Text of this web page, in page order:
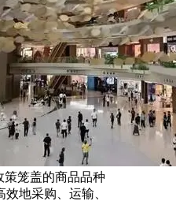
策笼盖的商品品种
地采购、运输、